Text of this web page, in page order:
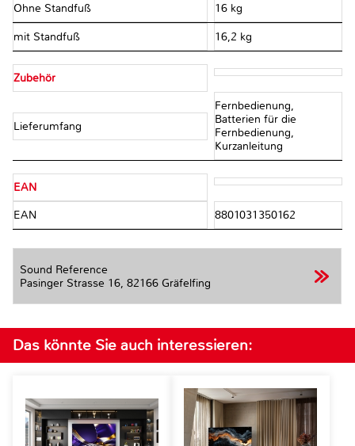
Ohne Standfuß 16 kg
mit Standfuß 16,2 kg
Zubehör
Lieferumfang
Fernbedienung,
Batterien für die
Fernbedienung,
Kurzanleitung
EAN
EAN 8801031350162
Sound Reference
Pasinger Strasse 16, 82166 Gräfelfing
Das könnte Sie auch interessieren: